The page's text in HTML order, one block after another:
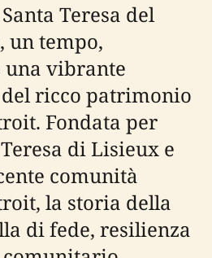
Teresa del
un tempo,
vibrante
ricco patrimonio
Fondata per
di Lisieux e
comunità
la storia della
di fede, resilienza